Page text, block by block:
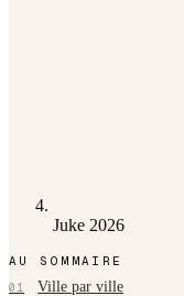
Juke 2026
AU SOMMAIRE
01 Ville par ville